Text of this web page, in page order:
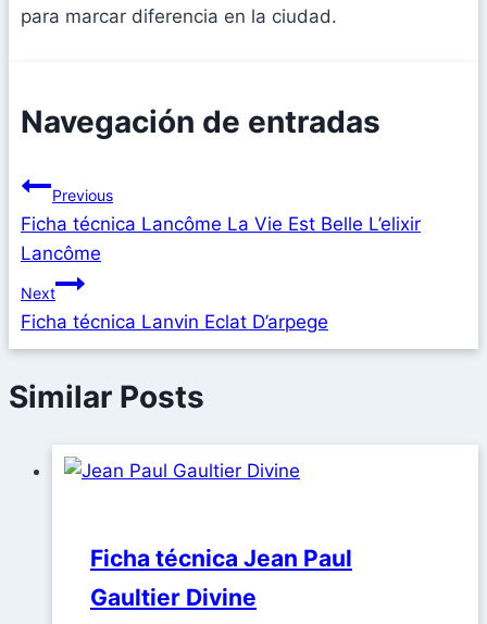
para marcar diferencia en la ciudad.
Navegación de entradas
Previous
Ficha técnica Lancôme La Vie Est Belle L’elixir
Lancôme
Next
Ficha técnica Lanvin Eclat D’arpege
Similar Posts
Ficha técnica Jean Paul
Gaultier Divine